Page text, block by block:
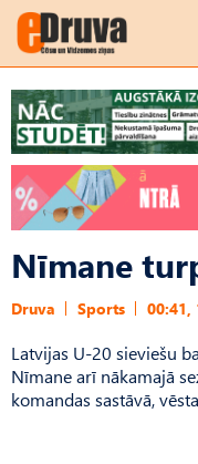
Nīmane
Druva Sports 00:41,
Latvijas U-20 sieviešu
Nīmane arī nākamajā
komandas sastāvā,